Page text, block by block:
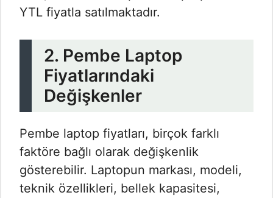
YTL fiyatla satılmaktadır.
2. Pembe Laptop
Fiyatlarındaki
Değişkenler
Pembe laptop fiyatları, birçok farklı
faktöre bağlı olarak değişkenlik
gösterebilir. Laptopun markası, modeli,
teknik özellikleri, bellek kapasitesi,